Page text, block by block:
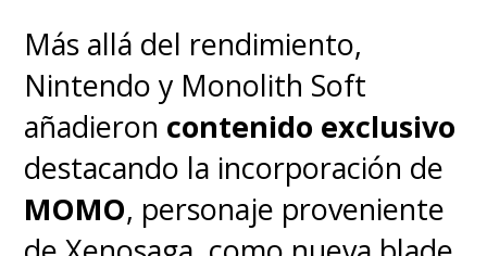
peleas se sienten
excesivamente largaso
dependientes de mecánicas de
revivir aliados que cortan el
flujo, y ciertos segmentos más
Más allá del rendimiento,
Nintendo y Monolith Soft
añadieron contenido exclusivo
destacando la incorporación de
MOMO, personaje proveniente